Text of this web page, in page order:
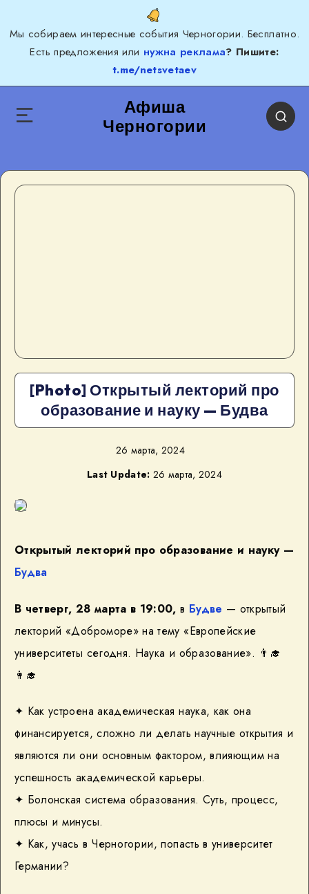
Мы собираем интересные события Черногории. Бесплатно.
Есть предложения или нужна реклама? Пишите:
t.me/netsvetaev
Афиша
Черногории
[Photo] Открытый лекторий про
образование и науку — Будва
26 марта, 2024
Last Update: 26 марта, 2024
Открытый лекторий про образование и науку —
Будва
В четверг, 28 марта в 19:00,в Будве — открытый
лекторий «Доброморе» на тему «Европейские
университеты сегодня. Наука и образование». 👨‍🎓
👩‍🎓
✦ Как устроена академическая наука, как она
финансируется, сложно ли делать научные открытия и
являются ли они основным фактором, влияющим на
успешность академической карьеры.
✦ Болонская система образования. Суть, процесс,
плюсы и минусы.
✦ Как, учась в Черногории, попасть в университет
Германии?